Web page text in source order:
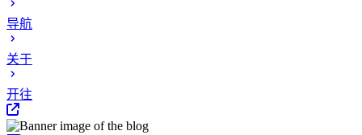
导航
关于
开往